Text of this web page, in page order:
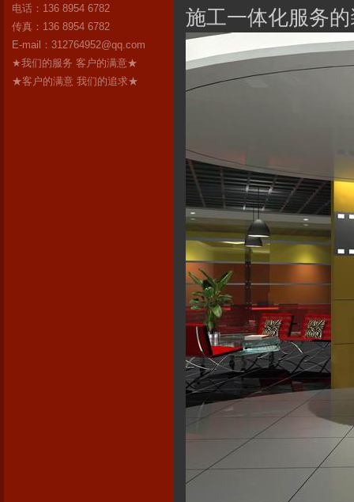
电话：136 8954 6782
传真：136 8954 6782
E-mail： 312764952@qq.com
★我们的服务 客户的满意★
★客户的满意 我们的追求★
施工一体化服务